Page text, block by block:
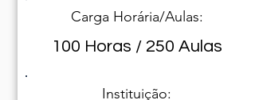
Carga Horária/Aulas:
100 Horas / 250 Aulas
Instituição: